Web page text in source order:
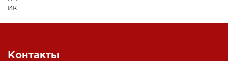
Контакты